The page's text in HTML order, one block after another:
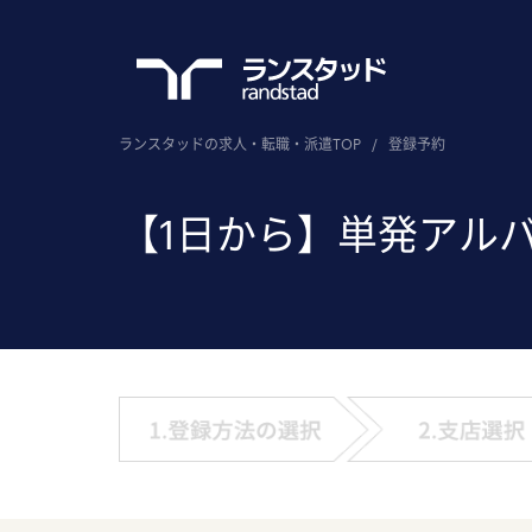
ランスタッドの求人・転職・派遣TOP / 登録予約
【1日から】単発アル